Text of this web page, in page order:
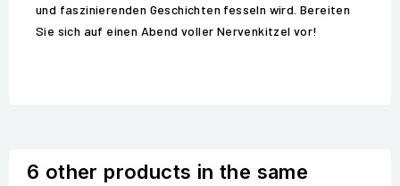
und faszinierenden Geschichten fesseln wird. Bereiten
Sie sich auf einen Abend voller Nervenkitzel vor!
6 other products in the same